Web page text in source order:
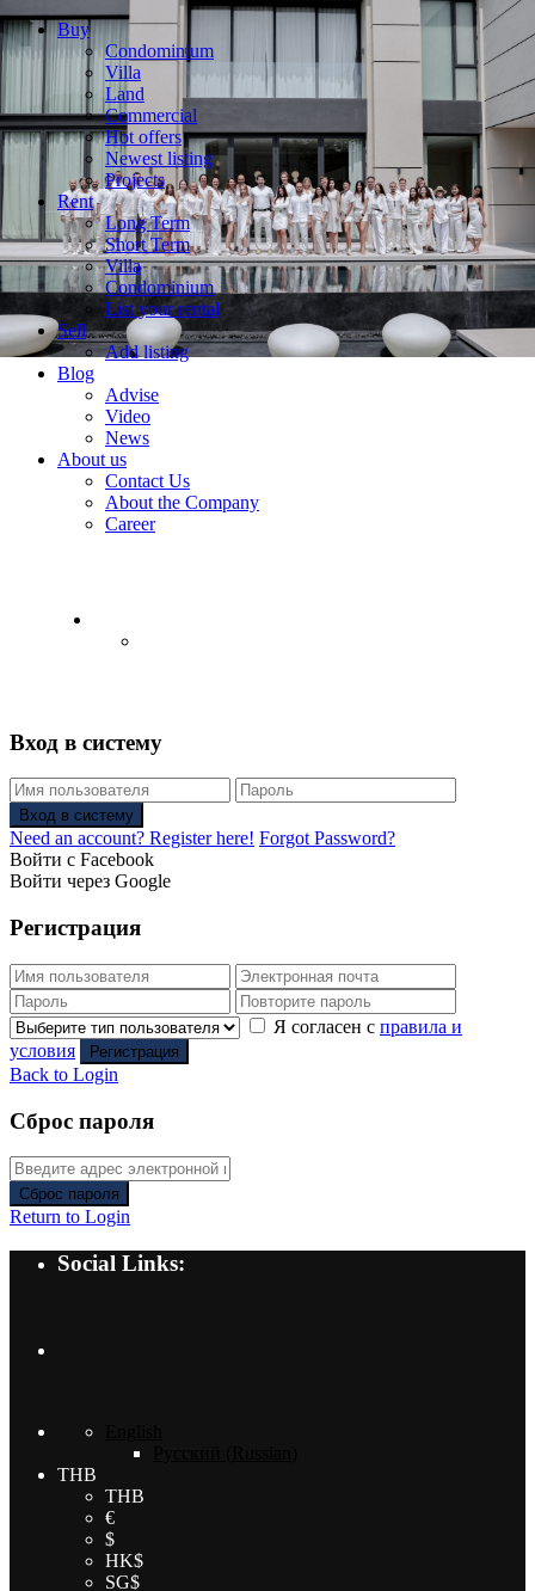
Buy
Condominium
Villa
Land
Commercial
Hot offers
Newest listing
Projects
Rent
Long Term
Short Term
Villa
Condominium
List your rental
Sell
Add listing
Blog
Advise
Video
News
About us
Contact Us
About the Company
Career
Вход в систему
Вход в систему
Need an account? Register here! Forgot Password?
Войти с Facebook
Войти через Google
Регистрация
Я согласен с правила и
условия
Регистрация
Back to Login
Сброс пароля
Сброс пароля
Return to Login
Social Links:
THB
THB
€
$
HK$
SG$